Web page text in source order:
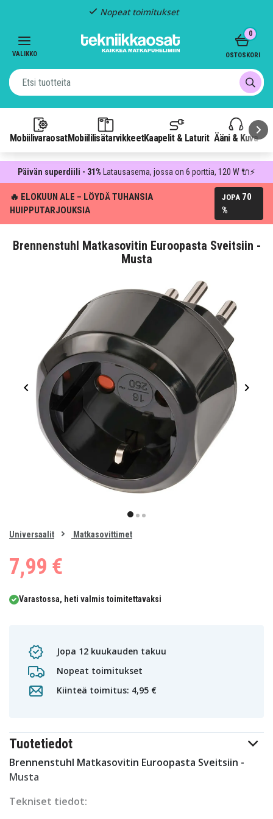
Nopeat toimitukset
VALIKKO
MobiilivaraosatMobiililisätarvikkeetKaapelit & Laturit Ääni & Kuva
0
OSTOSKORI
Päivän superdiili - 31% Latausasema, jossa on 6 porttia, 120 W 🔌⚡
🔥 ELOKUUN ALE – LÖYDÄ TUHANSIA
HUIPPUTARJOUKSIA
JOPA 70
%
Brennenstuhl Matkasovitin Euroopasta Sveitsiin -
Musta
item
0
of
Universaalit Matkasovittimet
7,99 €
Varastossa, heti valmis toimitettavaksi
Jopa 12 kuukauden takuu
Nopeat toimitukset
Kiinteä toimitus: 4,95 €
Tuotetiedot
Brennenstuhl Matkasovitin Euroopasta Sveitsiin -
Musta
Tekniset tiedot: